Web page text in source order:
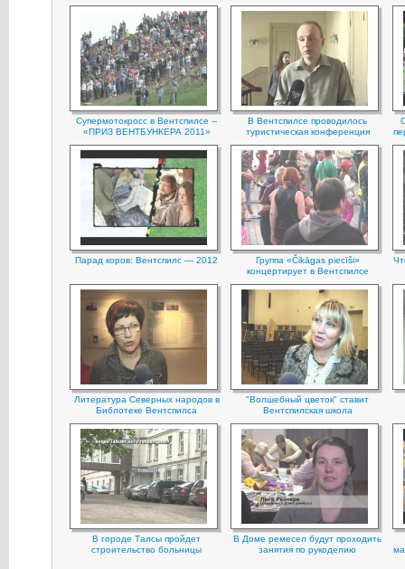
Супермотокросс в Вентспилсе --
«ПРИЗ ВЕНТБУНКЕРА 2011»
В Вентспилсе проводилось
туристическая конференция
Парад коров: Вентспилс — 2012
Группа «Čikāgas piecīši»
концертирует в Вентспилсе
Литература Северных народов в
Библотеке Вентспилса
"Волшебный цветок" ставит
Вентспилская школа
В городе Талсы пройдет
строительство больницы
В Доме ремесел будут проходить
занятия по рукоделию